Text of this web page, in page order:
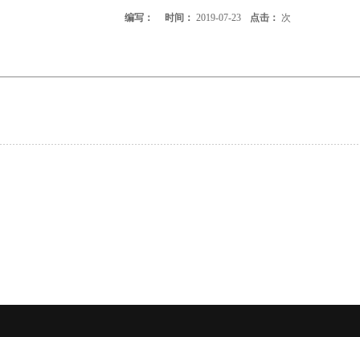
编写： 时间： 2019-07-23 点击： 次